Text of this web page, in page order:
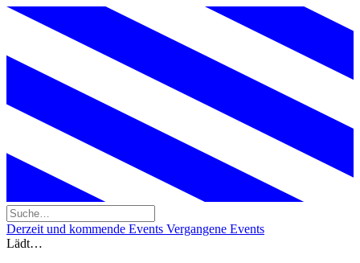
Derzeit und kommende Events Vergangene Events
Lädt…